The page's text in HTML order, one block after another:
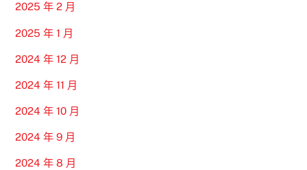
2025 年 2 月
2025 年 1 月
2024 年 12 月
2024 年 11 月
2024 年 10 月
2024 年 9 月
2024 年 8 月